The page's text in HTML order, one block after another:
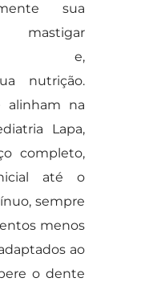
sua
e,
nutrição.
alinham na
Lapa,
completo,
até o
sempre
menos
ao
o dente